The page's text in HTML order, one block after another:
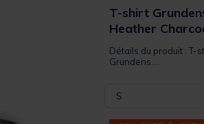
T-shirt
Heather
Détails du produit : T-
Grundens....
S